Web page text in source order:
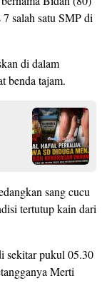
salah satu SMP di
di dalam
benda tajam.
sang cucu
tertutup kain dari
sekitar pukul 05.30
Merti